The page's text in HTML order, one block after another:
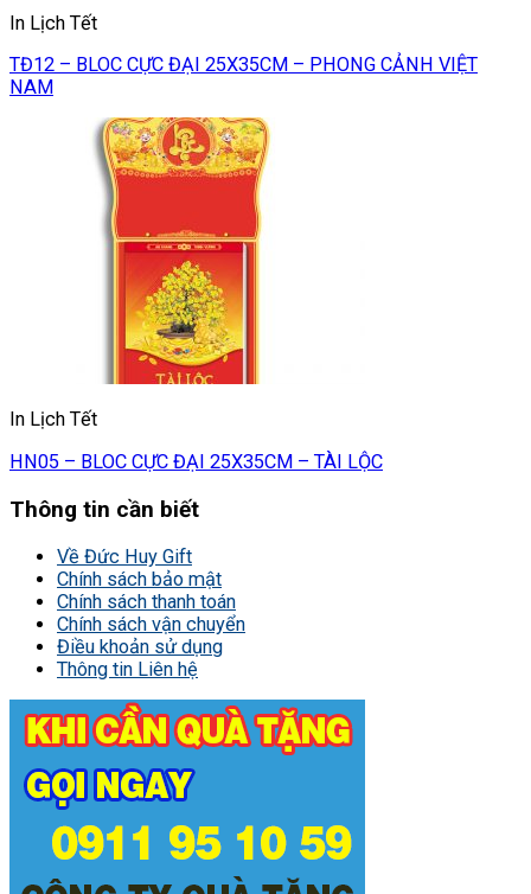
In Lịch Tết
TĐ12 – BLOC CỰC ĐẠI 25X35CM – PHONG CẢNH VIỆT
NAM
In Lịch Tết
HN05 – BLOC CỰC ĐẠI 25X35CM – TÀI LỘC
Thông tin cần biết
Về Đức Huy Gift
Chính sách bảo mật
Chính sách thanh toán
Chính sách vận chuyển
Điều khoản sử dụng
Thông tin Liên hệ